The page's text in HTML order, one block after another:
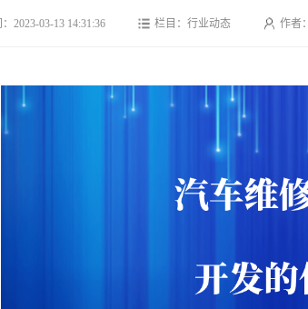
2023-03-13 14:31:36 栏目：行业动态 作者